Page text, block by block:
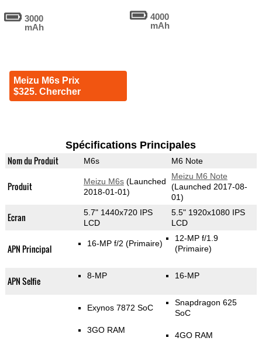
3000
mAh
Meizu M6s Prix
$325. Chercher
4000
mAh
Spécifications Principales
Nom du Produit M6s M6 Note
Produit Meizu M6s(Launched
2018-01-01)
Meizu M6 Note
(Launched 2017-08-
01)
Ecran
5.7" 1440x720 IPS
LCD
5.5" 1920x1080 IPS
LCD
APN Principal 16-MP f/2 (Primaire)
12-MP f/1.9
(Primaire)
APN Selfie 8-MP 16-MP
Exynos 7872 SoC
3GO RAM
Snapdragon 625
SoC
4GO RAM